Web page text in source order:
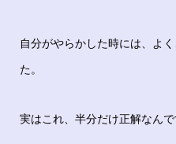
自分がやらかした時には、よ
た。
実はこれ、半分だけ正解なんで